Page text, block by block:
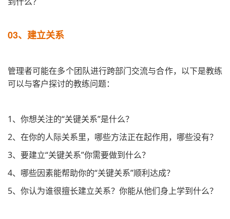
03、 建立关系
管理者可能在多个团队进行跨部门交流与合作，以下是教练
可以与客户探讨的教练问题：
1、你想关注的“关键关系”是什么？
2、在你的人际关系里，哪些方法正在起作用，哪些没有？
3、要建立“关键关系”你需要做到什么？
4、哪些因素能帮助你的“关键关系”顺利达成？
5、你认为谁很擅长建立关系？你能从他们身上学到什么？